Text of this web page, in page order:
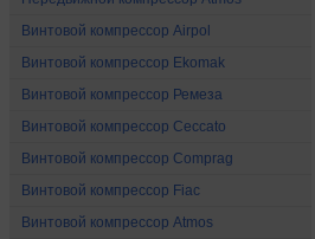
Винтовой компрессор Airpol
Винтовой компрессор Ekomak
Винтовой компрессор Ремеза
Винтовой компрессор Ceccato
Винтовой компрессор Comprag
Винтовой компрессор Fiac
Винтовой компрессор Atmos